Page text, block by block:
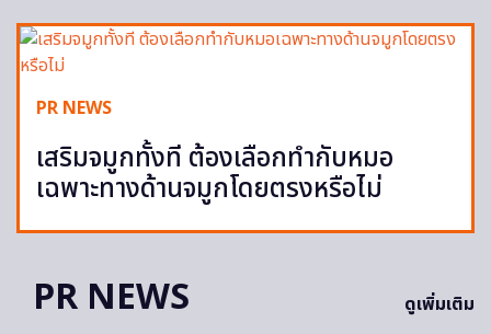
PR NEWS
เสริมจมูกทั้งที ต้องเลือกทำกับหมอ
เฉพาะทางด้านจมูกโดยตรงหรือไม่
PR NEWS ดูเพิ่มเติม